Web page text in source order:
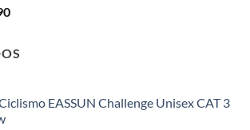
EASSUN Challenge Unisex CAT 3